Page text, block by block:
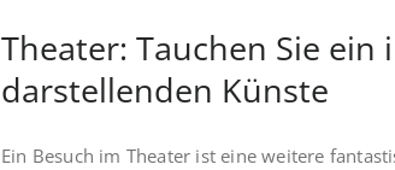
Theater: Tauchen Sie ein
darstellenden Künste
Ein Besuch im Theater ist eine weitere